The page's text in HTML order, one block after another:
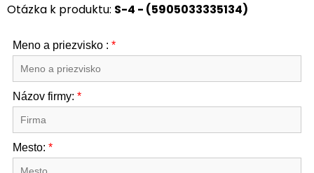
Otázka k produktu: S-4 - (5905033335134)